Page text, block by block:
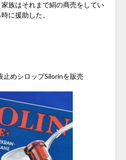
家族はそれまで絹の商売をしてい
に援助した。
めシロップSilorinを販売